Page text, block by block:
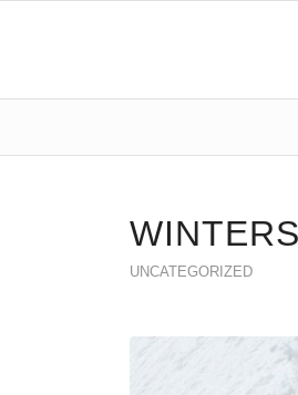
UNCATEGORIZED